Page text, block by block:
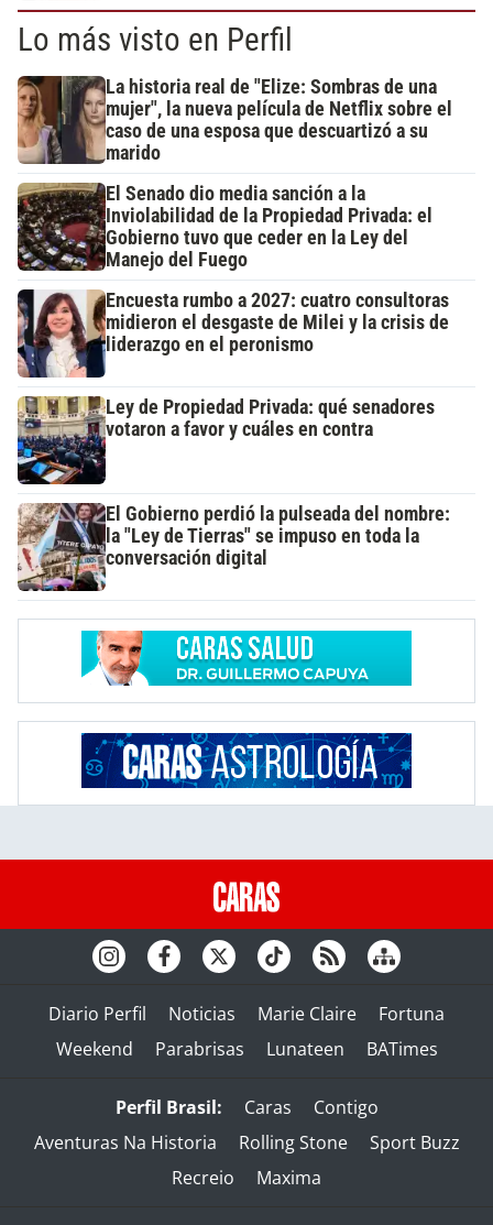
Lo más visto en Perfil
La historia real de "Elize: Sombras de una
mujer", la nueva película de Netflix sobre el
caso de una esposa que descuartizó a su
marido
El Senado dio media sanción a la
Inviolabilidad de la Propiedad Privada: el
Gobierno tuvo que ceder en la Ley del
Manejo del Fuego
Encuesta rumbo a 2027: cuatro consultoras
midieron el desgaste de Milei y la crisis de
liderazgo en el peronismo
Ley de Propiedad Privada: qué senadores
votaron a favor y cuáles en contra
El Gobierno perdió la pulseada del nombre:
la "Ley de Tierras" se impuso en toda la
conversación digital
Diario Perfil Noticias Marie Claire
Fortuna
Weekend
Parabrisas Lunateen BATimes
Perfil Brasil: Caras
Contigo
Aventuras Na Historia
Rolling Stone
Sport Buzz
Recreio
Maxima